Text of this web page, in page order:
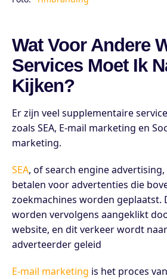
Wat Voor Andere
Services Moet Ik
Kijken?
Er zijn veel supplementaire
zoals SEA, E-mail marketing en
marketing.
SEA, of search engine
betalen voor advertenties die
zoekmachines worden geplaatst.
worden vervolgens aangeklikt
website, en dit verkeer wordt
adverteerder geleid
E-mail marketing is het proces